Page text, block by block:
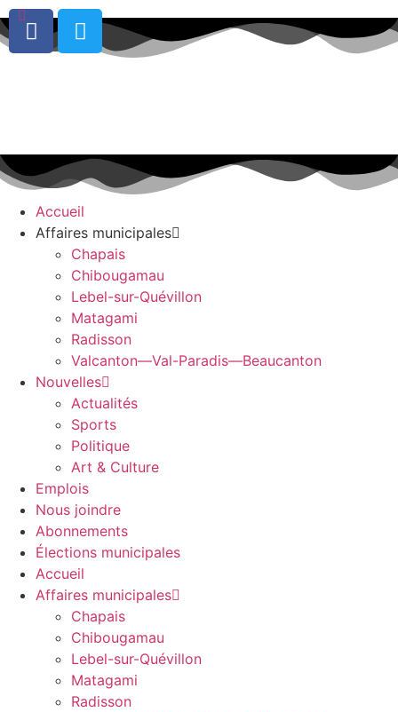
0
Accueil
Affaires municipales
Chapais
Chibougamau
Lebel-sur-Quévillon
Matagami
Radisson
Valcanton—Val-Paradis—Beaucanton
Nouvelles
Actualités
Sports
Politique
Art & Culture
Emplois
Nous joindre
Abonnements
Élections municipales
Accueil
Affaires municipales
Chapais
Chibougamau
Lebel-sur-Quévillon
Matagami
Radisson